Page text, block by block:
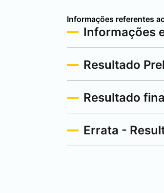
Informações referentes
Informações
Resultado
Resultado
Errata -